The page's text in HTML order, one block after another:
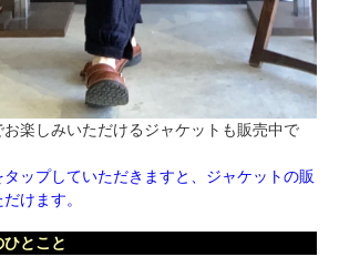
お楽しみいただけるジャケットも販売中で
ップしていただきますと、ジャケットの販
けます。
とこと